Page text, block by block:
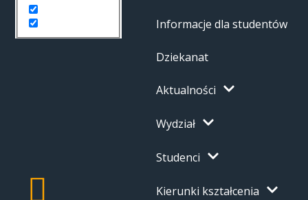
Informacje dla studentów
Dziekanat
Aktualności
Wydział
Studenci
Kierunki kształcenia